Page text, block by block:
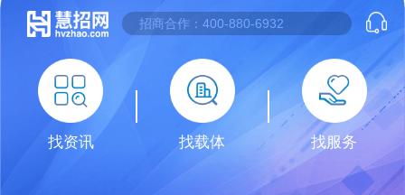
找资讯 找载体 找服务